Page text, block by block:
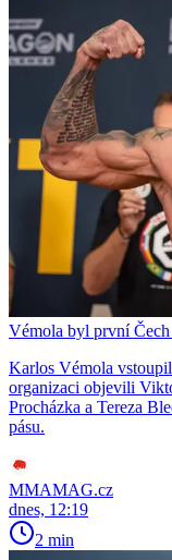
Vémola byl první
Karlos Vémola
organizaci objevili
Procházka a Tereza
pásu.
MMAMAG.cz
dnes, 12:19
2 min